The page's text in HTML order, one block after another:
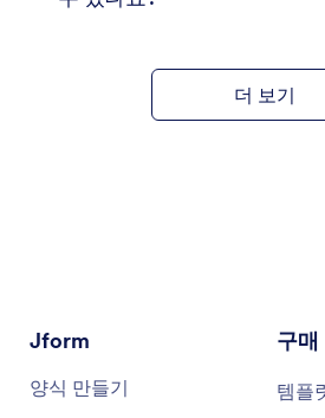
더 보기
Jform
양식 만들기
구매
템플